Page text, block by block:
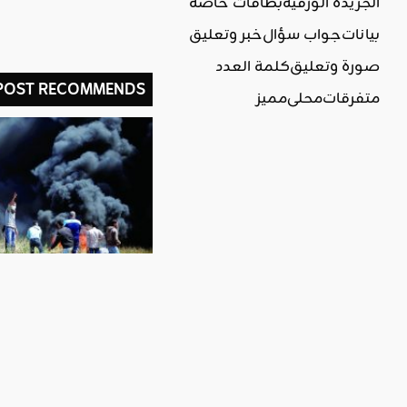
RECOMMENDS
بياناتجواب سؤالخبر وتعليق
صورة وتعليقكلمة العدد
متفرقاتمحليمميز